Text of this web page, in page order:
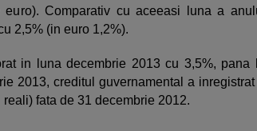
Comparativ cu aceeasi luna a
2,5% (in euro 1,2%).
in luna decembrie 2013 cu 3,5%, pana
2013, creditul guvernamental a
fata de 31 decembrie 2012.